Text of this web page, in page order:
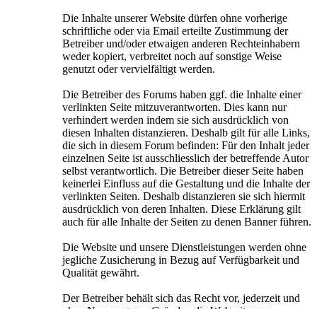
Die Inhalte unserer Website dürfen ohne vorherige
schriftliche oder via Email erteilte Zustimmung der
Betreiber und/oder etwaigen anderen Rechteinhabern
weder kopiert, verbreitet noch auf sonstige Weise
genutzt oder vervielfältigt werden.
Die Betreiber des Forums haben ggf. die Inhalte einer
verlinkten Seite mitzuverantworten. Dies kann nur
verhindert werden indem sie sich ausdrücklich von
diesen Inhalten distanzieren. Deshalb gilt für alle Links,
die sich in diesem Forum befinden: Für den Inhalt jeder
einzelnen Seite ist ausschliesslich der betreffende Autor
selbst verantwortlich. Die Betreiber dieser Seite haben
keinerlei Einfluss auf die Gestaltung und die Inhalte der
verlinkten Seiten. Deshalb distanzieren sie sich hiermit
ausdrücklich von deren Inhalten. Diese Erklärung gilt
auch für alle Inhalte der Seiten zu denen Banner führen.
Die Website und unsere Dienstleistungen werden ohne
jegliche Zusicherung in Bezug auf Verfügbarkeit und
Qualität gewährt.
Der Betreiber behält sich das Recht vor, jederzeit und